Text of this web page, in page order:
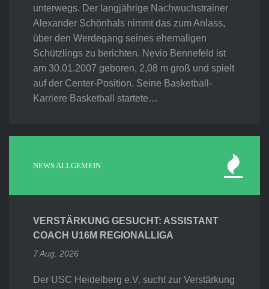
unterwegs. Der langjährige Nachwuchstrainer
Alexander Schönhals nimmt das zum Anlass,
über den Werdegang seines ehemaligen
Schützlings zu berichten. Nevio Bennefeld ist
am 30.01.2007 geboren, 2,08 m groß und spielt
auf der Center-Position. Seine Basketball-
Karriere Basketball startete…
NEWS ALLGEMEIN
VERSTÄRKUNG GESUCHT: ASSISTANT
COACH U16M REGIONALLIGA
7 Aug. 2026
Der USC Heidelberg e.V. sucht zur Verstärkung